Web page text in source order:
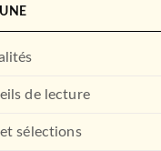
de lecture
sélections